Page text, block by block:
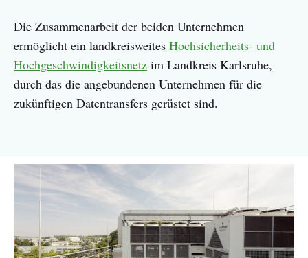
Die Zusammenarbeit der beiden Unternehmen
ermöglicht ein landkreisweites Hochsicherheits- und
Hochgeschwindigkeitsnetz im Landkreis Karlsruhe,
durch das die angebundenen Unternehmen für die
zukünftigen Datentransfers gerüstet sind.